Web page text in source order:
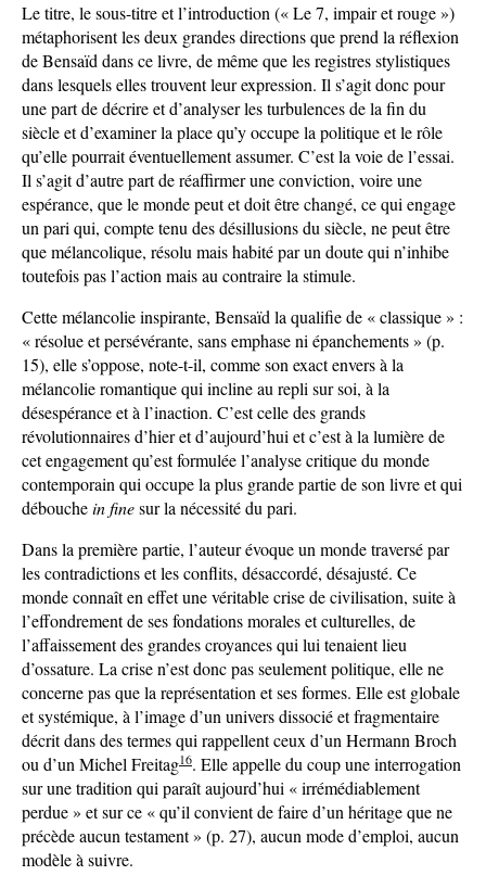
Le titre, le sous-titre et l’introduction (« Le 7, impair et rouge »)
métaphorisent les deux grandes directions que prend la réflexion
de Bensaïd dans ce livre, de même que les registres stylistiques
dans lesquels elles trouvent leur expression. Il s’agit donc pour
une part de décrire et d’analyser les turbulences de la fin du
siècle et d’examiner la place qu’y occupe la politique et le rôle
qu’elle pourrait éventuellement assumer. C’est la voie de l’essai.
Il s’agit d’autre part de réaffirmer une conviction, voire une
espérance, que le monde peut et doit être changé, ce qui engage
un pari qui, compte tenu des désillusions du siècle, ne peut être
que mélancolique, résolu mais habité par un doute qui n’inhibe
toutefois pas l’action mais au contraire la stimule.
Cette mélancolie inspirante, Bensaïd la qualifie de « classique » :
« résolue et persévérante, sans emphase ni épanchements » (p.
15), elle s’oppose, note-t-il, comme son exact envers à la
mélancolie romantique qui incline au repli sur soi, à la
désespérance et à l’inaction. C’est celle des grands
révolutionnaires d’hier et d’aujourd’hui et c’est à la lumière de
cet engagement qu’est formulée l’analyse critique du monde
contemporain qui occupe la plus grande partie de son livre et qui
débouchein finesur la nécessité du pari.
Dans la première partie, l’auteur évoque un monde traversé par
les contradictions et les conflits, désaccordé, désajusté. Ce
monde connaît en effet une véritable crise de civilisation, suite à
l’effondrement de ses fondations morales et culturelles, de
l’affaissement des grandes croyances qui lui tenaient lieu
d’ossature. La crise n’est donc pas seulement politique, elle ne
concerne pas que la représentation et ses formes. Elle est globale
et systémique, à l’image d’un univers dissocié et fragmentaire
décrit dans des termes qui rappellent ceux d’un Hermann Broch
ou d’un Michel Freitag16. Elle appelle du coup une interrogation
sur une tradition qui paraît aujourd’hui « irrémédiablement
perdue » et sur ce « qu’il convient de faire d’un héritage que ne
précède aucun testament » (p. 27), aucun mode d’emploi, aucun
modèle à suivre.